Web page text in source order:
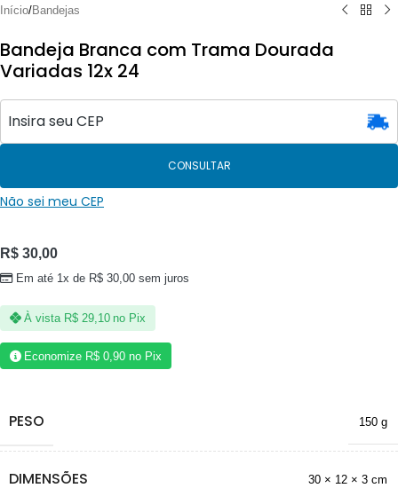
Início/Bandejas
Bandeja Branca com Trama Dourada
Variadas 12x 24
CONSULTAR
Não sei meu CEP
R$ 30,00
Em até 1x de R$ 30,00 sem juros
À vista R$29,10 no Pix
Economize R$ 0,90 no Pix
PESO 150 g
DIMENSÕES 30 × 12 × 3 cm